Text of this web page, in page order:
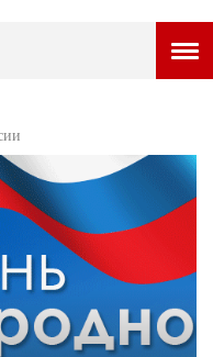
ПОРТАЛ
ВОПРОС НЕДЕЛИ
ПРЕМЬЕРА
И ТУТ
СТИЛЬ ЖИЗНИ